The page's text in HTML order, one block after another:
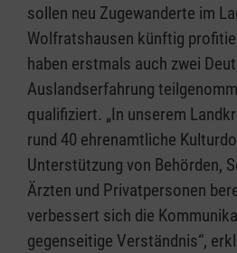
sollen neu Zugewanderte im
Wolfratshausen künftig
haben erstmals auch zwei
Auslandserfahrung
qualifiziert. „In unserem
rund 40 ehrenamtliche
Unterstützung von Behörden,
Ärzten und Privatpersonen
verbessert sich die
gegenseitige Verständnis“,